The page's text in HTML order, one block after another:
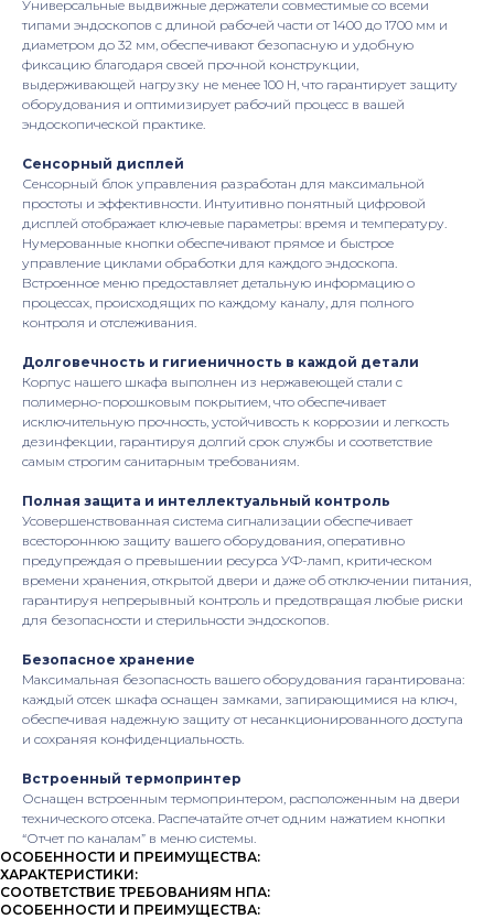
Универсальные выдвижные держатели совместимые со всеми
типами эндоскопов с длиной рабочей части от 1400 до 1700 мм и
диаметром до 32 мм, обеспечивают безопасную и удобную
фиксацию благодаря своей прочной конструкции,
выдерживающей нагрузку не менее 100 Н, что гарантирует защиту
оборудования и оптимизирует рабочий процесс в вашей
эндоскопической практике.
Сенсорный дисплей
Сенсорный блок управления разработан для максимальной
простоты и эффективности. Интуитивно понятный цифровой
дисплей отображает ключевые параметры: время и температуру.
Нумерованные кнопки обеспечивают прямое и быстрое
управление циклами обработки для каждого эндоскопа.
Встроенное меню предоставляет детальную информацию о
процессах, происходящих по каждому каналу, для полного
контроля и отслеживания.
Долговечность и гигиеничность в каждой детали
Корпус нашего шкафа выполнен из нержавеющей стали с
полимерно-порошковым покрытием, что обеспечивает
исключительную прочность, устойчивость к коррозии и легкость
дезинфекции, гарантируя долгий срок службы и соответствие
самым строгим санитарным требованиям.
Полная защита и интеллектуальный контроль
Усовершенствованная система сигнализации обеспечивает
всестороннюю защиту вашего оборудования, оперативно
предупреждая о превышении ресурса УФ-ламп, критическом
времени хранения, открытой двери и даже об отключении питания,
гарантируя непрерывный контроль и предотвращая любые риски
для безопасности и стерильности эндоскопов.
Безопасное хранение
Максимальная безопасность вашего оборудования гарантирована:
каждый отсек шкафа оснащен замками, запирающимися на ключ,
обеспечивая надежную защиту от несанкционированного доступа
и сохраняя конфиденциальность.
Встроенный термопринтер
Оснащен встроенным термопринтером, расположенным на двери
технического отсека. Распечатайте отчет одним нажатием кнопки
“Отчет по каналам” в меню системы.
ОСОБЕННОСТИ И ПРЕИМУЩЕСТВА:
ХАРАКТЕРИСТИКИ:
СООТВЕТСТВИЕ ТРЕБОВАНИЯМ НПА:
ОСОБЕННОСТИ И ПРЕИМУЩЕСТВА: